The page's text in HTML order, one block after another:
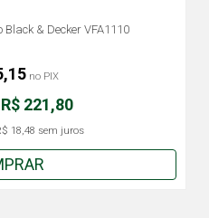
& Decker VFA1110
R$ 221,80
18,48 sem juros
no PIX